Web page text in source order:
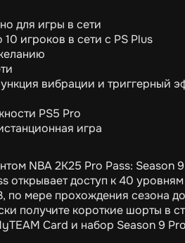
для игры в сети
игроков в сети с PS Plus
вибрации и триггерный
PS5 Pro
игра
NBA 2K25 Pro Pass: Season
открывает доступ к 40
по мере прохождения сезона
получите короткие шорты в
Card и набор Season 9